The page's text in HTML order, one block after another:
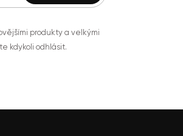
produkty a velkými
kdykoli odhlásit.